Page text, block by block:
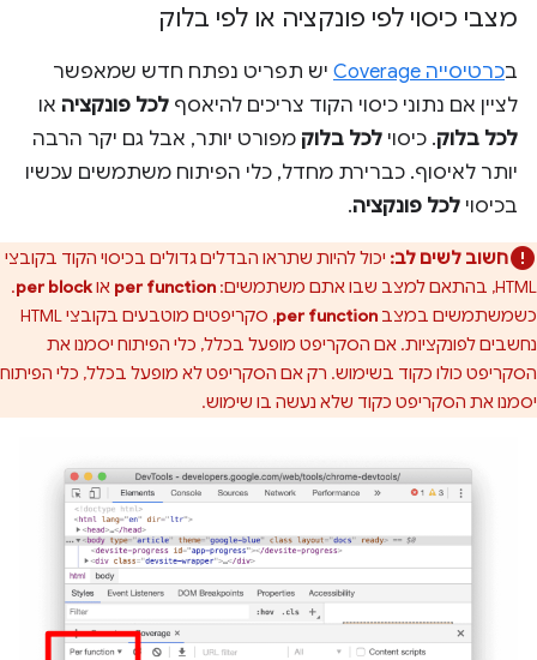
מצבי כיסוי לפי פונקציה או לפי בלוק
בכרטיסייה Coverage
יש תפריט נפתח חדש שמאפשר
לציין אם נתוני כיסוי הקוד צריכים להיאסף לכל פונקציה או
לכל בלוק. כיסוי לכל בלוק מפורט יותר, אבל גם יקר הרבה
יותר לאיסוף. כברירת מחדל, כלי הפיתוח משתמשים עכשיו
בכיסוי לכל פונקציה.
חשוב לשים לב: יכול להיות שתראו הבדלים גדולים בכיסוי הקוד בקובצי
HTML, בהתאם למצב שבו אתם משתמשים:
per function אוper block
.
כשמשתמשים במצב per function
, סקריפטים מוטבעים בקובצי HTML
נחשבים לפונקציות. אם הסקריפט מופעל בכלל, כלי הפיתוח יסמנו את
הסקריפט כולו כקוד בשימוש. רק אם הסקריפט לא מופעל בכלל, כלי הפיתוח
יסמנו את הסקריפט כקוד שלא נעשה בו שימוש.